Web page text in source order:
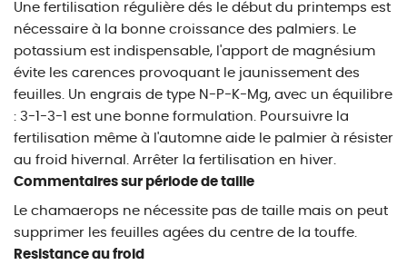
Une fertilisation régulière dés le début du printemps est
nécessaire à la bonne croissance des palmiers. Le
potassium est indispensable, l'apport de magnésium
évite les carences provoquant le jaunissement des
feuilles. Un engrais de type N-P-K-Mg, avec un équilibre
: 3-1-3-1 est une bonne formulation. Poursuivre la
fertilisation même à l'automne aide le palmier à résister
au froid hivernal. Arrêter la fertilisation en hiver.
Commentaires sur période de taille
Le chamaerops ne nécessite pas de taille mais on peut
supprimer les feuilles agées du centre de la touffe.
Resistance au froid